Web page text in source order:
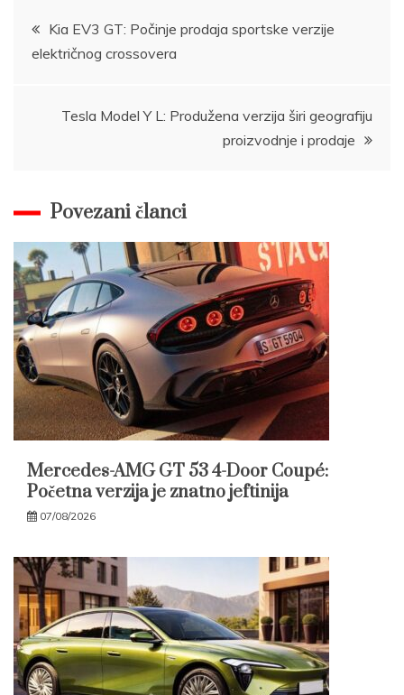
Post
navigation
Kia EV3 GT: Počinje prodaja sportske verzije
električnog crossovera
Tesla Model Y L: Produžena verzija širi geografiju
proizvodnje i prodaje
Povezani članci
Mercedes-AMG GT 53 4-Door Coupé:
Početna verzija je znatno jeftinija
07/08/2026